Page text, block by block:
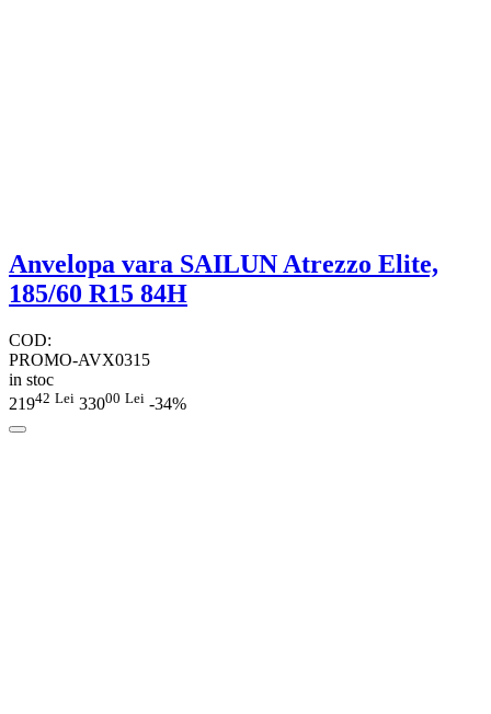
Anvelopa vara SAILUN Atrezzo Elite,
185/60 R15 84H
COD:
PROMO-AVX0315
in stoc
21942 Lei 33000 Lei -34%